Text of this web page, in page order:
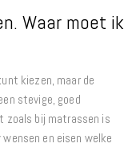
Waar moet ik
kiezen, maar de
stevige, goed
zoals bij matrassen is
en eisen welke